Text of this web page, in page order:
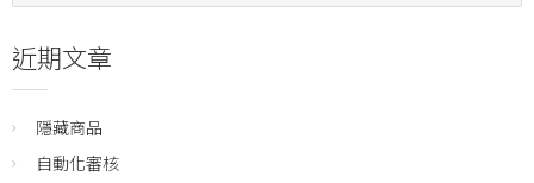
近期文章
隱藏商品
自動化審核